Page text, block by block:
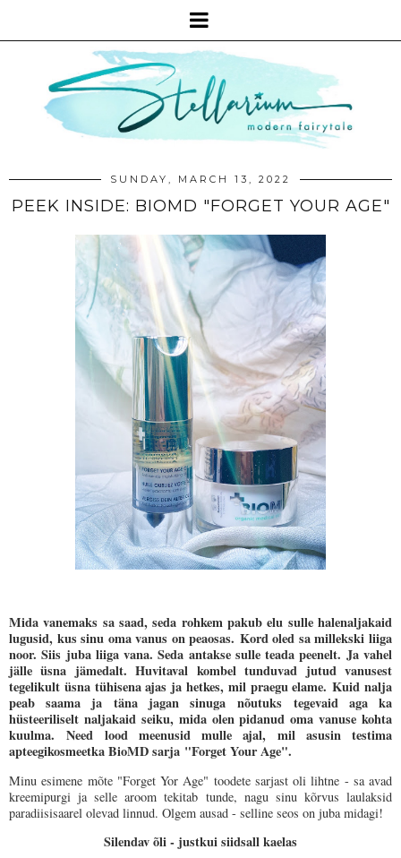
SUNDAY, MARCH 13, 2022
PEEK INSIDE: BIOMD "FORGET YOUR AGE"
Mida vanemaks sa saad, seda rohkem pakub elu sulle halenaljakaid
lugusid, kus sinu oma vanus on peaosas. Kord oled sa millekski liiga
noor. Siis juba liiga vana. Seda antakse sulle teada peenelt. Ja vahel
jälle üsna jämedalt. Huvitaval kombel tunduvad jutud vanusest
tegelikult üsna tühisena ajas ja hetkes, mil praegu elame. Kuid nalja
peab saama ja täna jagan sinuga nõutuks tegevaid aga ka
hüsteeriliselt naljakaid seiku, mida olen pidanud oma vanuse kohta
kuulma. Need lood meenusid mulle ajal, mil asusin testima
apteegikosmeetka BioMD sarja "Forget Your Age".
Minu esimene mõte "Forget Yor Age" toodete sarjast oli lihtne - sa avad
kreemipurgi ja selle aroom tekitab tunde, nagu sinu kõrvus laulaksid
paradiisisaarel olevad linnud. Olgem ausad - selline seos on juba midagi!
Silendav õli - justkui siidsall kaelas